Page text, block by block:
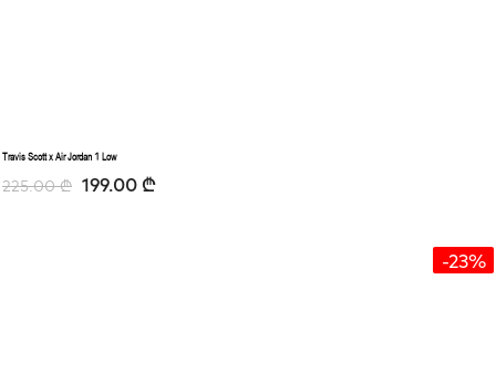
Travis Scott x Air Jordan 1 Low
225.00₾ 199.00 ₾
-23%